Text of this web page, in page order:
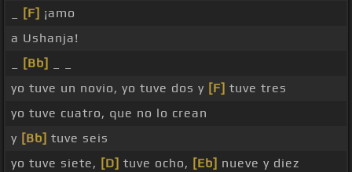
[F] ¡amo
a Ushanja!
[Bb]
yo tuve un novio, yo tuve dos y [F] tuve tres
yo tuve cuatro, que no lo crean
y [Bb] tuve seis
yo tuve siete, [D] tuve ocho, [Eb] nueve y diez